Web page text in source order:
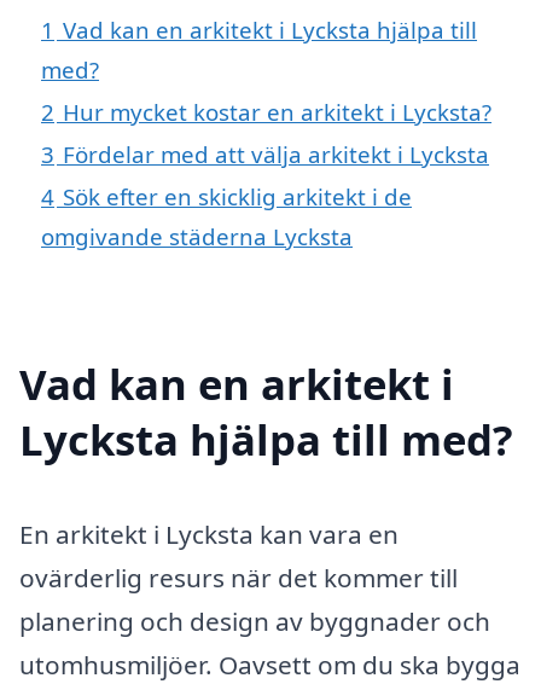
1 Vad kan en arkitekt i Lycksta hjälpa till
med?
2 Hur mycket kostar en arkitekt i Lycksta?
3 Fördelar med att välja arkitekt i Lycksta
4 Sök efter en skicklig arkitekt i de
omgivande städerna Lycksta
Vad kan en arkitekt i
Lycksta hjälpa till med?
En arkitekt i Lycksta kan vara en
ovärderlig resurs när det kommer till
planering och design av byggnader och
utomhusmiljöer. Oavsett om du ska bygga